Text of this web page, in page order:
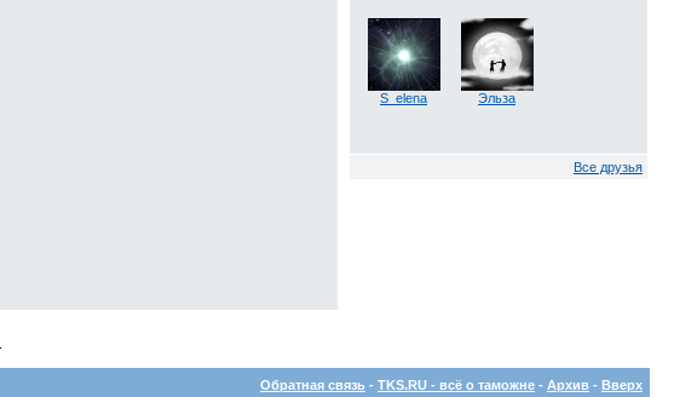
S_elena Эльза
Все друзья
Обратная связь - TKS.RU - всё о таможне - Архив - Вверх